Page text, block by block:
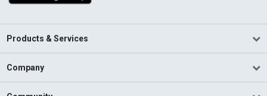
Products & Services
Company